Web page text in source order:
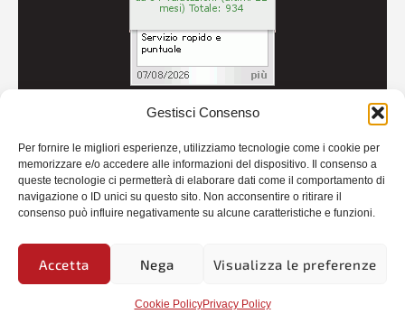
Gestisci Consenso
Per fornire le migliori esperienze, utilizziamo tecnologie come i cookie per
memorizzare e/o accedere alle informazioni del dispositivo. Il consenso a
queste tecnologie ci permetterà di elaborare dati come il comportamento di
navigazione o ID unici su questo sito. Non acconsentire o ritirare il
consenso può influire negativamente su alcune caratteristiche e funzioni.
Accetta Nega Visualizza le preferenze
Cookie PolicyPrivacy Policy
Credits